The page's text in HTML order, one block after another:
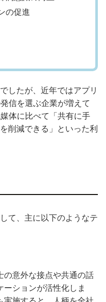
の促進
したが、近年ではアプリ
信を選ぶ企業が増えて
体に比べて「共有に手
削減できる」といった利
て、主に以下のようなテ
の意外な接点や共通の話
ションが活性化しま